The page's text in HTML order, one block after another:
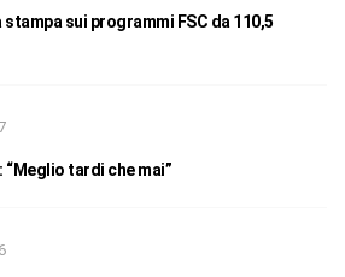
sui programmi FSC da 110,5
“Meglio tardi che mai”